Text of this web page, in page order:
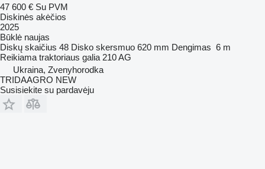
47 600 € Su PVM
Diskinės akėčios
2025
Būklė naujas
Diskų skaičius 48 Disko skersmuo 620 mm Dengimas 6 m
Reikiama traktoriaus galia 210 AG
Ukraina, Zvenyhorodka
TRIDAAGRO NEW
Susisiekite su pardavėju